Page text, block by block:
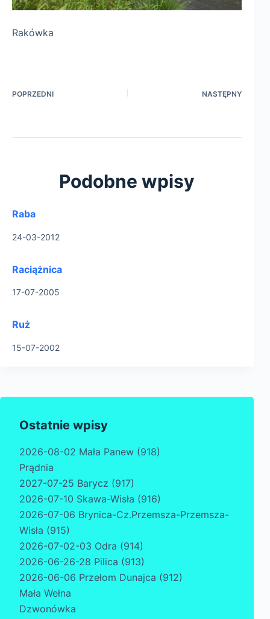
Rakówka
POPRZEDNI NASTĘPNY
Podobne wpisy
Raba
24-03-2012
Raciążnica
17-07-2005
Ruż
15-07-2002
Ostatnie wpisy
2026-08-02 Mała Panew (918)
Prądnia
2027-07-25 Barycz (917)
2026-07-10 Skawa-Wisła (916)
2026-07-06 Brynica-Cz.Przemsza-Przemsza-
Wisła (915)
2026-07-02-03 Odra (914)
2026-06-26-28 Pilica (913)
2026-06-06 Przełom Dunajca (912)
Mała Wełna
Dzwonówka